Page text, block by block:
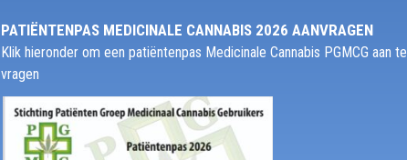
PATIËNTENPAS MEDICINALE CANNABIS 2026 AANVRAGEN
Klik hieronder om een patiëntenpas Medicinale Cannabis PGMCG aan te
vragen